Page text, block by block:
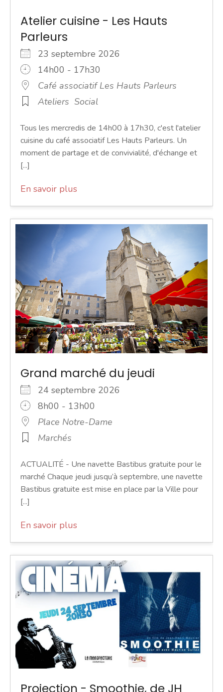
Atelier cuisine - Les Hauts
Parleurs
23 septembre 2026
14h00 - 17h30
Café associatif Les Hauts Parleurs
Ateliers Social
Tous les mercredis de 14h00 à 17h30, c'est l'atelier
cuisine du café associatif Les Hauts Parleurs. Un
moment de partage et de convivialité, d'échange et
[...]
En savoir plus
Grand marché du jeudi
24 septembre 2026
8h00 - 13h00
Place Notre-Dame
Marchés
ACTUALITÉ - Une navette Bastibus gratuite pour le
marché Chaque jeudi jusqu’à septembre, une navette
Bastibus gratuite est mise en place par la Ville pour
[...]
En savoir plus
Projection - Smoothie, de JH